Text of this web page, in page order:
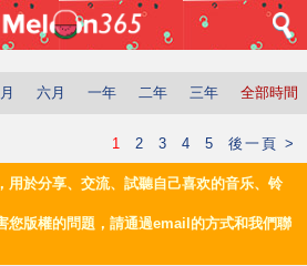
六月 一年 二年 三年 全部時間
1 2 3 4 5 後一頁 >
用於分享、交流、試聽自己喜欢的音乐、铃
您版權的問題，請通過email的方式和我們聯